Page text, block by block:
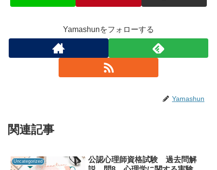
Yamashunをフォローする
Yamashun
関連記事
Uncategorized
公認心理師資格試験 過去問解